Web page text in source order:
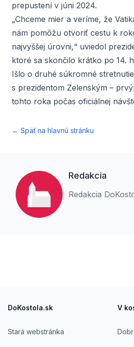
prepustení v júni 2024.
„Chceme mier a veríme, že
nám pomôžu otvoriť cestu k
najvyššej úrovni,“ uviedol
ktoré sa skončilo krátko po 14.
Išlo o druhé súkromné
s prezidentom Zelenským –
tohto roka počas oficiálnej
← Späť na hlavnú stránku
Redakcia
Redakcia
DoKostola.sk
Stará webstránka
V